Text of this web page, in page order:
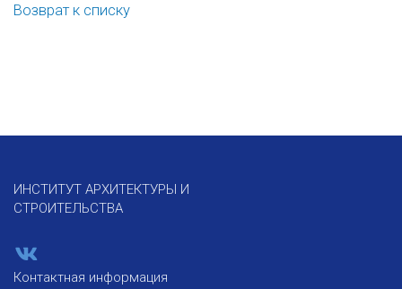
Возврат к списку
ИНСТИТУТ АРХИТЕКТУРЫ И
СТРОИТЕЛЬСТВА
Контактная информация